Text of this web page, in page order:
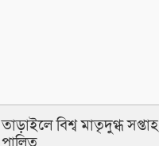
তাড়াইলে বিশ্ব মাতৃদুগ্ধ সপ্তাহ